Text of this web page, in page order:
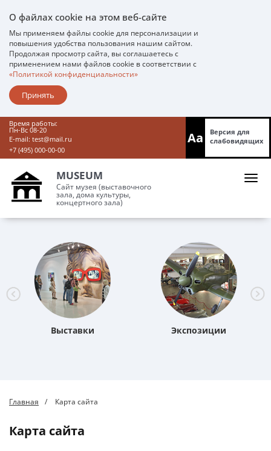
О файлах cookie на этом веб-сайте
Мы применяем файлы cookie для персонализации и
повышения удобства пользования нашим сайтом.
Продолжая просмотр сайта, вы соглашаетесь с
применением нами файлов cookie в соответствии с
«Политикой конфиденциальности»
Принять
Время работы:
Пн-Вс 08-20
E-mail: test@mail.ru
+7 (495) 000-00-00
Aa
Версия для
слабовидящих
MUSEUM
Сайт музея (выставочного
зала, дома культуры,
концертного зала)
Выставки Экспозиции
Главная Карта сайта
Карта сайта